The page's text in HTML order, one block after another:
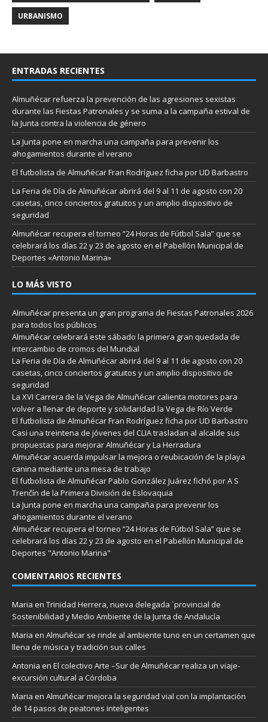
URBANISMO
ENTRADAS RECIENTES
Almuñécar refuerza la prevención de las agresiones sexistas
durante las Fiestas Patronales y se suma a la campaña estival de
la Junta contra la violencia de género
La Junta pone en marcha una campaña para prevenir los
ahogamientos durante el verano
El futbolista de Almuñécar Fran Rodríguez ficha por UD Barbastro
La Feria de Día de Almuñécar abrirá del 9 al 11 de agosto con 20
casetas, cinco conciertos gratuitos y un amplio dispositivo de
seguridad
Almuñécar recupera el torneo “24 Horas de Fútbol Sala” que se
celebrará los días 22 y 23 de agosto en el Pabellón Municipal de
Deportes «Antonio Marina»
LO MÁS VISTO
Almuñécar presenta un gran programa de Fiestas Patronales 2026
para todos los públicos
Almuñécar celebrará este sábado la primera gran quedada de
intercambio de cromos del Mundial
La Feria de Día de Almuñécar abrirá del 9 al 11 de agosto con 20
casetas, cinco conciertos gratuitos y un amplio dispositivo de
seguridad
La XVI Carrera de la Vega de Almuñécar calienta motores para
volver a llenar de deporte y solidaridad la Vega de Río Verde
El futbolista de Almuñécar Fran Rodríguez ficha por UD Barbastro
Casi una treintena de jóvenes del CLIA trasladan al alcalde sus
propuestas para mejorar Almuñécar y La Herradura
Almuñécar acuerda impulsar la mejora o reubicación de la playa
canina mediante una mesa de trabajo
El futbolista de Almuñécar Pablo González Juárez fichó por A S
Trenčín de la Primera División de Eslovaquia
La Junta pone en marcha una campaña para prevenir los
ahogamientos durante el verano
Almuñécar recupera el torneo “24 Horas de Fútbol Sala” que se
celebrará los días 22 y 23 de agosto en el Pabellón Municipal de
Deportes "Antonio Marina"
COMENTARIOS RECIENTES
Maria en Trinidad Herrera, nueva delegada `provincial de
Sostenibilidad y Medio Ambiente de la Junta de Andalucía
Maria en Almuñécar se rinde al ambiente tuno en un certamen que
llena de música y tradición sus calles
Antonia en El colectivo Arte –Sur de Almuñécar realiza un viaje-
excursión cultural a Córdoba
Maria en Almuñécar mejora la seguridad vial con la implantación
de 14 pasos de peatones inteligentes